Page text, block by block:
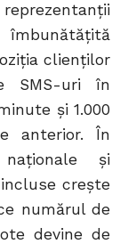
clienților
SMS-uri în
și 1.000
anterior. În
și
crește
numărul de
devine de